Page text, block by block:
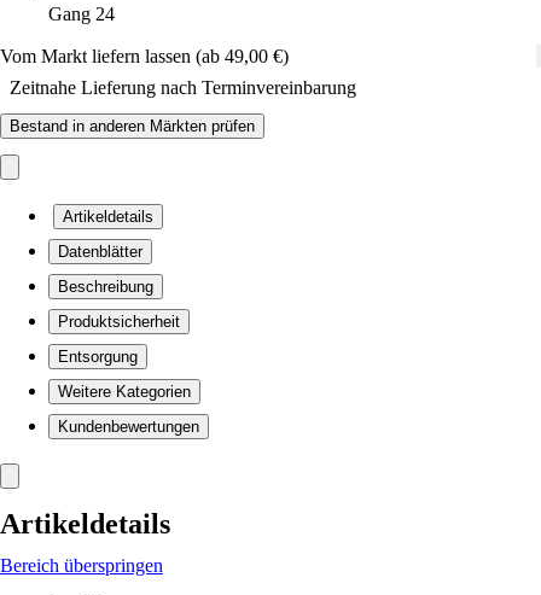
Gang 24
Vom Markt liefern lassen (ab 49,00 €)
Zeitnahe Lieferung nach Terminvereinbarung
Bestand in anderen Märkten prüfen
Artikeldetails
Datenblätter
Beschreibung
Produktsicherheit
Entsorgung
Weitere Kategorien
Kundenbewertungen
Artikeldetails
Bereich überspringen